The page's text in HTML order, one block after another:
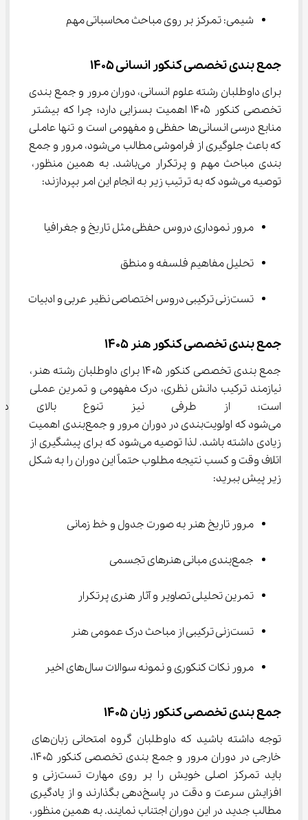
شیمی: تمرکز بر روی مباحث محاسباتی مهم
جمع بندی تخصصی کنکور انسانی 1405
برای داوطلبان رشته علوم انسانی، دوران مرور و جمع بندی
تخصصی کنکور ۱۴۰۵ اهمیت بسزایی دارد؛ چرا که بیشتر
منابع درسی انسانی‌ها حفظی و مفهومی است و تنها عاملی
که باعث جلوگیری از فراموشی مطالب می‌شود، مرور و جمع
بندی مباحث مهم و پرتکرار می‌باشد. به همین منظور،
توصیه می‌شود که به ترتیب زیر به انجام این امر بپردازند:
مرور نموداری دروس حفظی مثل تاریخ و جغرافیا
تحلیل مفاهیم فلسفه و منطق
تست‌زنی ترکیبی دروس اختصاصی نظیر عربی و ادبیات
جمع بندی تخصصی کنکور هنر 1405
جمع بندی تخصصی کنکور ۱۴۰۵ برای داوطلبان رشته هنر،
نیازمند ترکیب دانش نظری، درک مفهومی و تمرین عملی
است؛ از طرفی نیز تنوع بالای
می‌شود که اولویت‌بندی در دوران مرور و جمع‌بندی اهمیت
زیادی داشته باشد. لذا توصیه می‌شود که برای پیشگیری از
اتلاف وقت و کسب نتیجه مطلوب حتماً این دوران را به شکل
زیر پیش ببرید:
مرور تاریخ هنر به صورت جدول و خط زمانی
جمع‌بندی مبانی هنرهای تجسمی
تمرین تحلیلی تصاویر و آثار هنری پرتکرار
تست‌زنی ترکیبی از مباحث درک عمومی هنر
مرور نکات کنکوری و نمونه سوالات سال‌های اخیر
جمع بندی تخصصی کنکور زبان 1405
توجه داشته باشید که داوطلبان گروه امتحانی زبان‌های
خارجی در دوران مرور و جمع بندی تخصصی کنکور ۱۴۰۵،
باید تمرکز اصلی خویش را بر روی مهارت تست‌زنی و
افزایش سرعت و دقت در پاسخ‌دهی بگذارند و از یادگیری
مطالب جدید در این دوران اجتناب نمایند. به همین منظور،